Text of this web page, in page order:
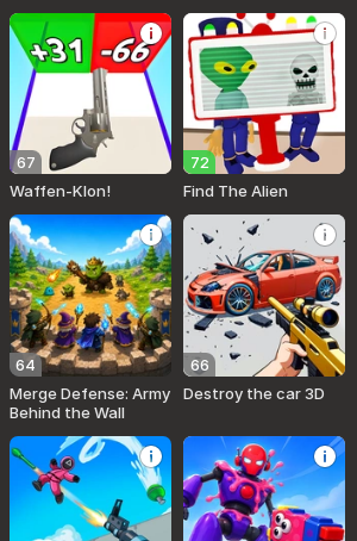
67
Waffen-Klon!
72
Find The Alien
64
Merge Defense: Army
Behind the Wall
66
Destroy the car 3D